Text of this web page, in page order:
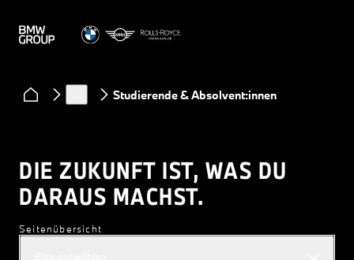
Standorte
Werk Steyr
Studierende & Absolvent:innen
DIE ZUKUNFT IST, WAS DU
DARAUS MACHST.
Seitenübersicht